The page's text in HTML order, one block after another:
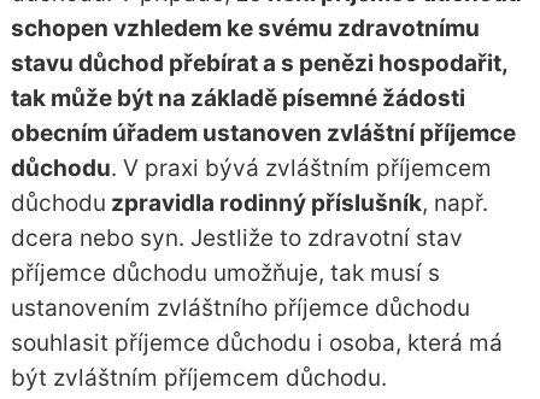
schopen vzhledem ke svému zdravotnímu
stavu důchod přebírat a s penězi hospodařit,
tak může být na základě písemné žádosti
obecním úřadem ustanoven zvláštní příjemce
důchodu. V praxi bývá zvláštním příjemcem
důchodu zpravidla rodinný příslušník, např.
dcera nebo syn. Jestliže to zdravotní stav
příjemce důchodu umožňuje, tak musí s
ustanovením zvláštního příjemce důchodu
souhlasit příjemce důchodu i osoba, která má
být zvláštním příjemcem důchodu.